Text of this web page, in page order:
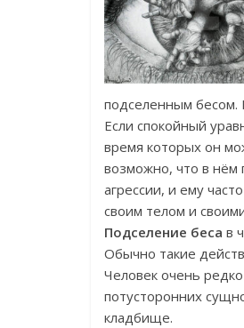
подселенным бесом.
Если спокойный
время которых он
возможно, что в нём
агрессии, и ему
своим телом и
Подселение беса в
Обычно такие
Человек очень
потусторонних
кладбище.